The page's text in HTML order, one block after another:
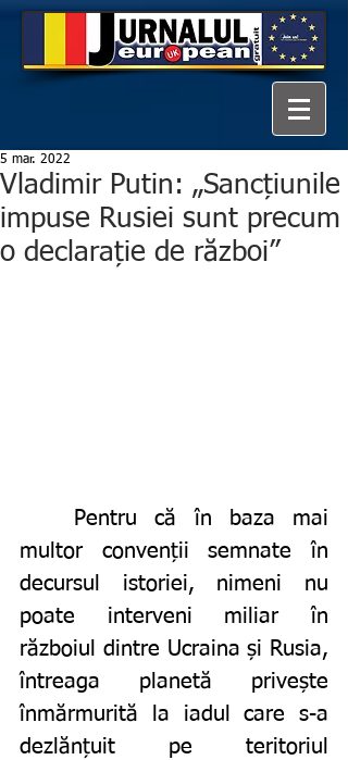
Vladimir Putin: „Sancțiunile
impuse Rusiei sunt precum
o declarație de război”
5 mar. 2022
multor convenții semnate în
decursul istoriei, nimeni nu
poate interveni miliar în
războiul dintre Ucraina și Rusia,
întreaga planetă privește
înmărmurită la iadul care s-a
dezlănțuit pe teritoriul